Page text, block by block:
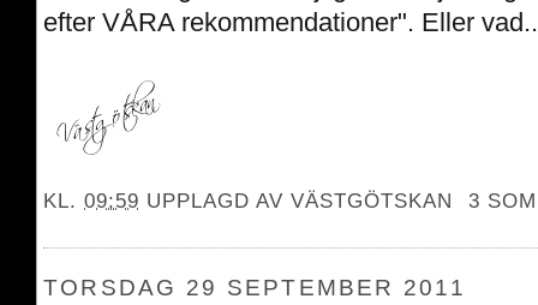
efter VÅRA rekommendationer". Eller
KL.09:59 UPPLAGD AVVÄSTGÖTSKAN 3
TORSDAG 29 SEPTEMBER 2011